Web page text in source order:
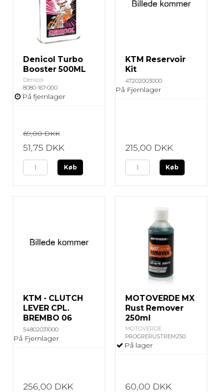
Denicol Turbo
Booster 500ML
Denicol
8080-167-000
På fjernlager
69,00 DKK
51,75 DKK
Køb
KTM Reservoir
Kit
47202003000
På Fjernlager
215,00 DKK
Køb
KTM - CLUTCH
LEVER CPL.
BREMBO 06
54802031000
På Fjernlager
256,00 DKK
MOTOVERDE MX
Rust Remover
250ml
MOTOVERDE
PROGRERUSTREM250
På lager
60,00 DKK